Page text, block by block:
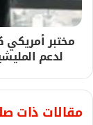
مختبر
لدعم
مقالات ذات